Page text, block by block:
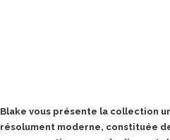
Blake vous présente la collection
résolument moderne, constituée